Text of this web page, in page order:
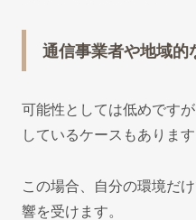
通信事業者や地域的
可能性としては低めです
しているケースもあります
この場合、自分の環境だ
響を受けます。